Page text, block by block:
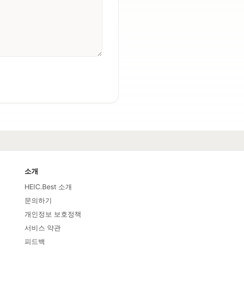
소개
HEIC.Best 소개
문의하기
개인정보 보호정책
서비스 약관
피드백